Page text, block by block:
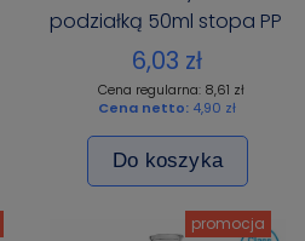
podziałką 50ml stopa PP
6,03 zł
Cena regularna: 8,61 zł
Cena netto: 4,90 zł
Do koszyka
promocja